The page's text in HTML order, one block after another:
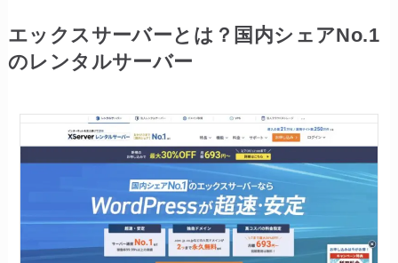
エックスサーバーとは？国内シェアNo.1
のレンタルサーバー